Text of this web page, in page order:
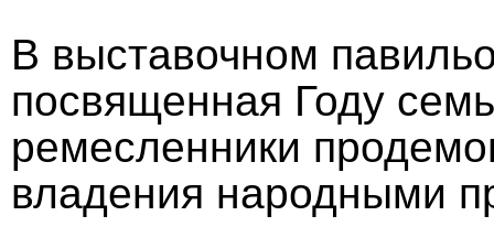
В выставочном
посвященная Году
ремесленники
владения народными